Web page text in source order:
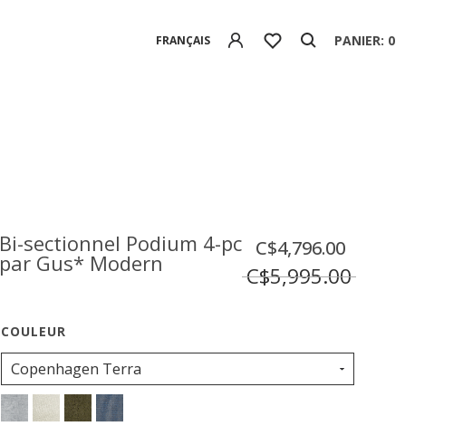
FRANÇAIS PANIER: 0
Bi-sectionnel Podium 4-pc
par Gus* Modern
C$4,796.00
C$5,995.00
Copenhagen Terra